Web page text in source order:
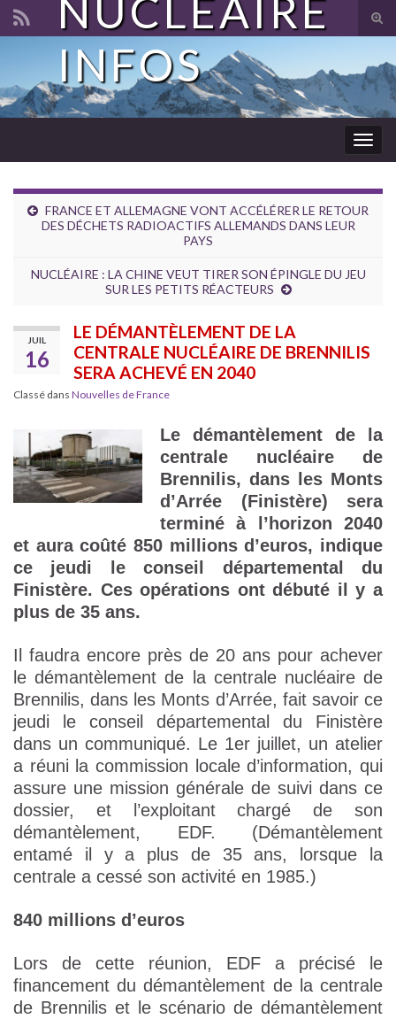
Search for:
NUCLÉAIRE
INFOS
FRANCE ET ALLEMAGNE VONT ACCÉLÉRER LE RETOUR
DES DÉCHETS RADIOACTIFS ALLEMANDS DANS LEUR
PAYS
NUCLÉAIRE : LA CHINE VEUT TIRER SON ÉPINGLE DU JEU
SUR LES PETITS RÉACTEURS
JUIL
16
LE DÉMANTÈLEMENT DE LA
CENTRALE NUCLÉAIRE DE BRENNILIS
SERA ACHEVÉ EN 2040
Classé dans Nouvelles de France
Le démantèlement de la
centrale nucléaire de
Brennilis, dans les Monts
d’Arrée (Finistère) sera
terminé à l’horizon 2040
et aura coûté 850 millions d’euros, indique
ce jeudi le conseil départemental du
Finistère. Ces opérations ont débuté il y a
plus de 35 ans.
Il faudra encore près de 20 ans pour achever
le démantèlement de la centrale nucléaire de
Brennilis, dans les Monts d’Arrée, fait savoir ce
jeudi le conseil départemental du Finistère
dans un communiqué. Le 1er juillet, un atelier
a réuni la commission locale d’information, qui
assure une mission générale de suivi dans ce
dossier, et l’exploitant chargé de son
démantèlement, EDF. (Démantèlement
entamé il y a plus de 35 ans, lorsque la
centrale a cessé son activité en 1985.)
840 millions d’euros
Lors de cette réunion, EDF a précisé le
financement du démantèlement de la centrale
de Brennilis et le scénario de démantèlement